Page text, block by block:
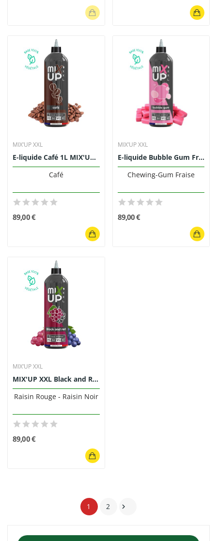
MIX’UP XXL
E-liquide Café 1L MIX'UP XXL
Café
89,00 €
MIX’UP XXL
E-liquide Bubble Gum Fraise 1L MIX'UP XXL
Chewing-Gum Fraise
89,00 €
MIX’UP XXL
MIX'UP XXL Black and Red 1L E-liquide Raisin
Raisin Rouge - Raisin Noir
89,00 €
1 2 